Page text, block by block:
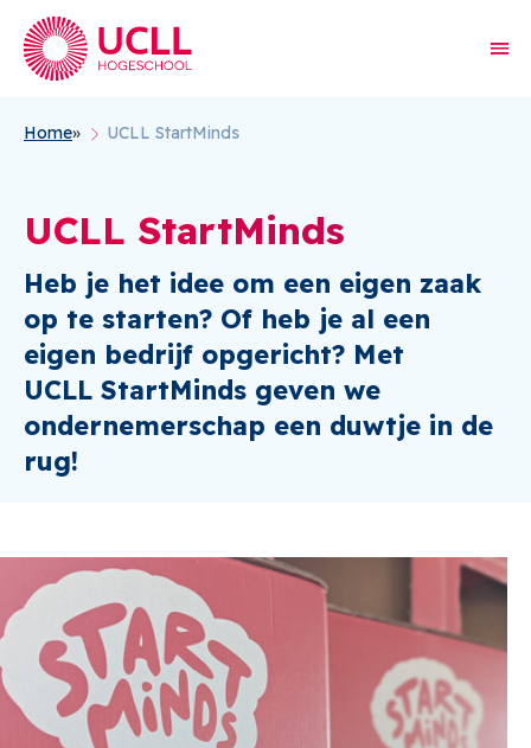
Kruimelpad
Home UCLL StartMinds
UCLL StartMinds
Heb je het idee om een eigen zaak
op te starten? Of heb je al een
eigen bedrijf opgericht? Met
UCLL StartMinds geven we
ondernemerschap een duwtje in de
rug!